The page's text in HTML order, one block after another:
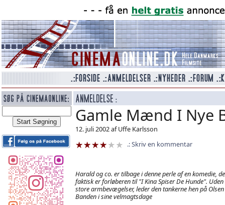
Gamle Mænd I Nye
12. juli 2002 af Uffe Karlsson
Skriv en kommentar
Harald og co. er tilbage i denne perle af en komedie,
faktisk er forløberen til "I Kina Spiser De Hunde". Uden
store armbevægelser, leder den tankerne hen på Olsen
Banden i sine velmagtsdage